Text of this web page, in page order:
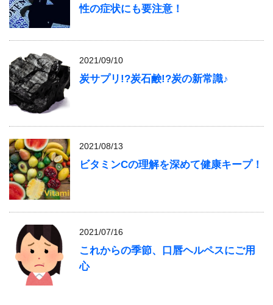
性の症状にも要注意！
2021/09/10
炭サプリ!?炭石鹸!?炭の新常識♪
2021/08/13
ビタミンCの理解を深めて健康キープ！
2021/07/16
これからの季節、口唇ヘルペスにご用
心